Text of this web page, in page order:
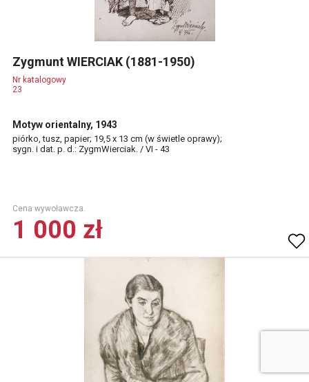
Zygmunt WIERCIAK (1881-1950)
Nr katalogowy
23
Motyw orientalny, 1943
piórko, tusz, papier; 19,5 x 13 cm (w świetle oprawy);
sygn. i dat. p. d.: ZygmWierciak. / VI - 43
Cena wywoławcza.
1 000 zł